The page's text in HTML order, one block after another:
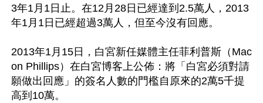
3年1月1日止。在12月28日已經達到2.5萬人，2013
年1月1日已經超過3萬人，但至今沒有回應。
2013年1月15日，白宮新任媒體主任菲利普斯（Mac
on Phillips）在白宮博客上公佈：將「白宮必須對請
願做出回應」的簽名人數的門檻自原來的2萬5千提
高到10萬。